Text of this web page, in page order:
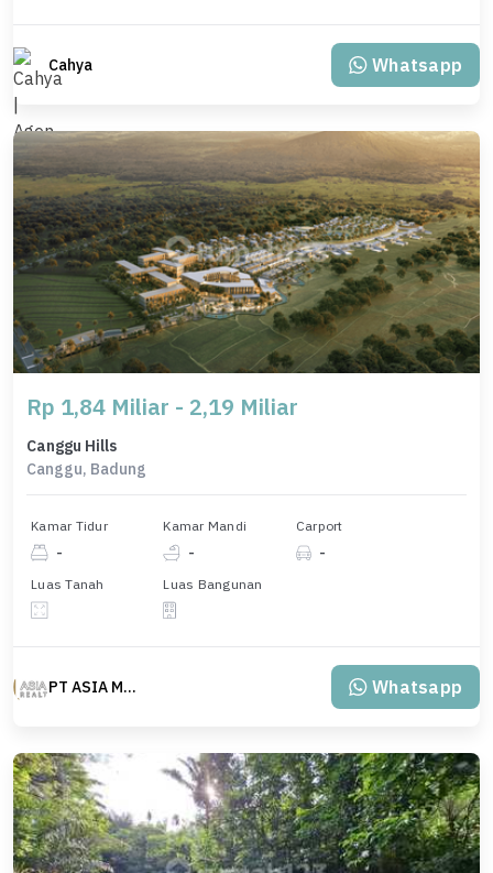
Cahya Whatsapp
Rp 1,84 Miliar - 2,19 Miliar
Canggu Hills
Canggu, Badung
Kamar Tidur
-
Kamar Mandi
-
Carport
-
Luas Tanah Luas Bangunan
PT ASIA MAS REALTY Whatsapp